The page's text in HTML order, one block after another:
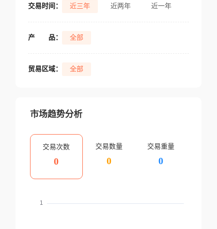
交易时间： 近三年 近两年 近一年
产 品： 全部
贸易区域： 全部
市场趋势分析
交易次数
0
交易数量
0
交易重量
0